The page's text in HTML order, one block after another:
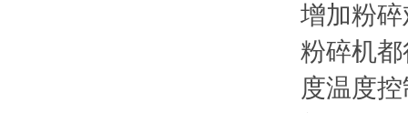
增加粉
粉碎机
度温度